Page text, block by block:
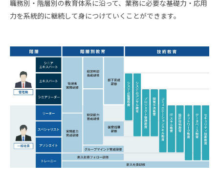
職務別・階層別の教育体系に沿って、業務に必要な基礎力・応用
力を系統的に継続して身につけていくことができます。